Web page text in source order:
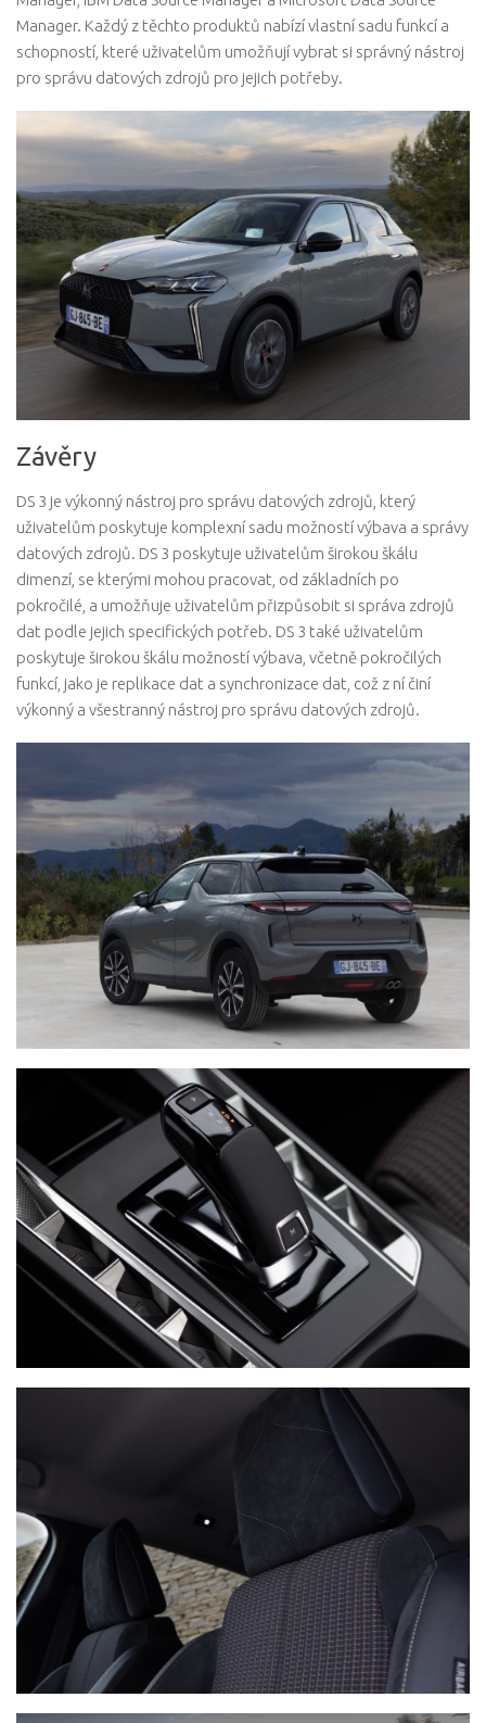
Manager. Každý z těchto produktů nabízí vlastní sadu funkcí a
schopností, které uživatelům umožňují vybrat si správný nástroj
pro správu datových zdrojů pro jejich potřeby.
Závěry
DS 3 je výkonný nástroj pro správu datových zdrojů, který
uživatelům poskytuje komplexní sadu možností výbava a správy
datových zdrojů. DS 3 poskytuje uživatelům širokou škálu
dimenzí, se kterými mohou pracovat, od základních po
pokročilé, a umožňuje uživatelům přizpůsobit si správa zdrojů
dat podle jejich specifických potřeb. DS 3 také uživatelům
poskytuje širokou škálu možností výbava, včetně pokročilých
funkcí, jako je replikace dat a synchronizace dat, což z ní činí
výkonný a všestranný nástroj pro správu datových zdrojů.